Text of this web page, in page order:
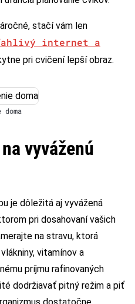
stačí vám len
internet a
pri cvičení lepší obraz.
vyváženú
je dôležitá aj vyvážená
pri dosahovaní vašich
na stravu, ktorá
vitamínov a
príjmu rafinovaných
dodržiavať pitný režim a piť